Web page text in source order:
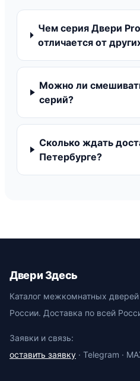
Чем серия Двери
отличается от
Можно ли
серий?
Сколько ждать
Петербурге?
Двери Здесь
Каталог межкомнатных
России. Доставка по всей
Заявки и связь:
оставить заявку · Telegram ·